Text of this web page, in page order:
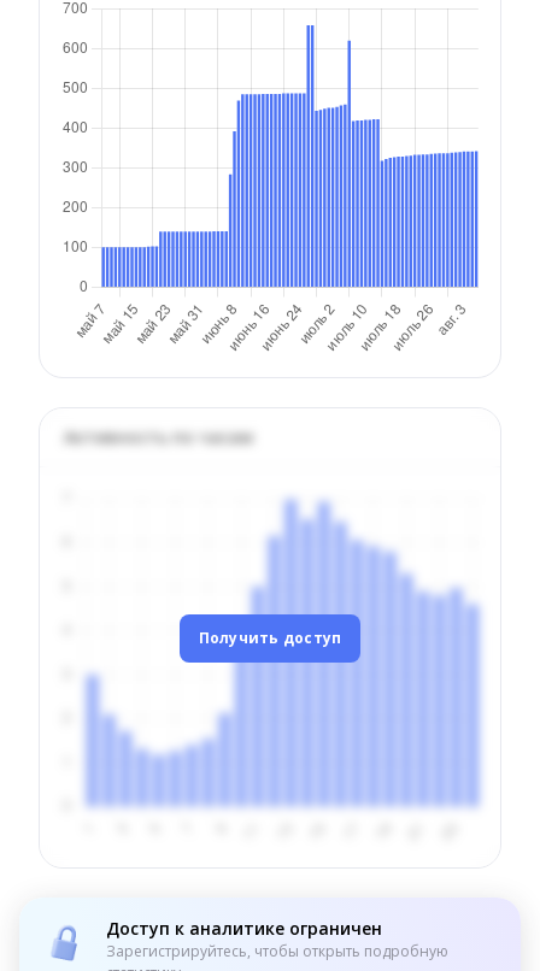
Активность по часам
Получить доступ
Доступ к аналитике ограничен
Зарегистрируйтесь, чтобы открыть подробную